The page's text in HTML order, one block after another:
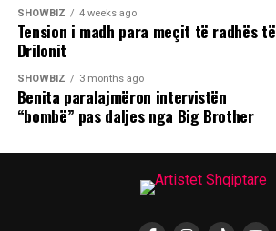
SHOWBIZ 4 weeks ago
Tension i madh para meçit të radhës të
Drilonit
SHOWBIZ 3 months ago
Benita paralajmëron intervistën
“bombë” pas daljes nga Big Brother